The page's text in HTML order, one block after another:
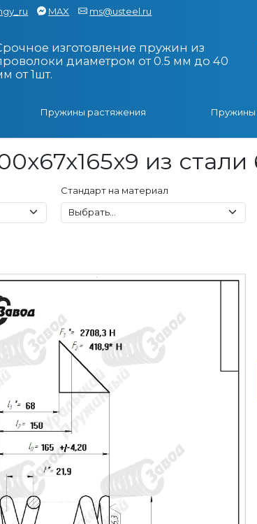
MAX ms@usteel.ru
изготовление пружин из
диаметром от 0.5 мм до 40
от 1шт.
Пружины растяжения Пружины
из
Стандарт на материал